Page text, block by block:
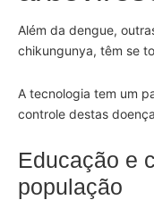
Além da dengue,
chikungunya, têm se
A tecnologia tem um
controle destas
Educação e
população